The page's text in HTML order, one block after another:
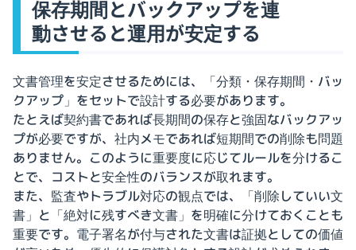
保存期間とバックアップを連
動させると運用が安定する
文書管理を安定させるためには、「分類・保存期間・バッ
クアップ」をセットで設計する必要があります。
たとえば契約書であれば長期間の保存と強固なバックアッ
プが必要ですが、社内メモであれば短期間での削除も問題
ありません。このように重要度に応じてルールを分けるこ
とで、コストと安全性のバランスが取れます。
また、監査やトラブル対応の観点では、「削除していい文
書」と「絶対に残すべき文書」を明確に分けておくことも
重要です。電子署名が付与された文書は証拠としての価値